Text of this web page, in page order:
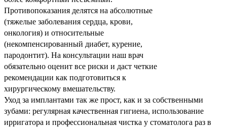
Противопоказания делятся на абсолютные
(тяжелые заболевания сердца, крови,
онкология) и относительные
(некомпенсированный диабет, курение,
пародонтит). На консультации наш врач
обязательно оценит все риски и даст четкие
рекомендации как подготовиться к
хирургическому вмешательству.
Уход за имплантами так же прост, как и за собственными
зубами: регулярная качественная гигиена, использование
ирригатора и профессиональная чистка у стоматолога раз в